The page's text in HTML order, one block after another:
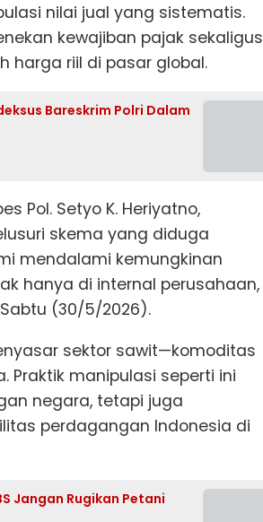
nilai jual yang sistematis.
kewajiban pajak sekaligus
harga riil di pasar global.
Bareskrim Polri Dalam
Pol. Setyo K. Heriyatno,
skema yang diduga
mendalami kemungkinan
hanya di internal perusahaan,
(30/5/2026).
sektor sawit—komoditas
Praktik manipulasi seperti ini
negara, tetapi juga
perdagangan Indonesia di
Jangan Rugikan Petani